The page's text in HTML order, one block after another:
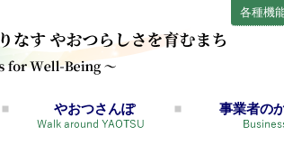
各種機
やおつさんぽ 事業者の